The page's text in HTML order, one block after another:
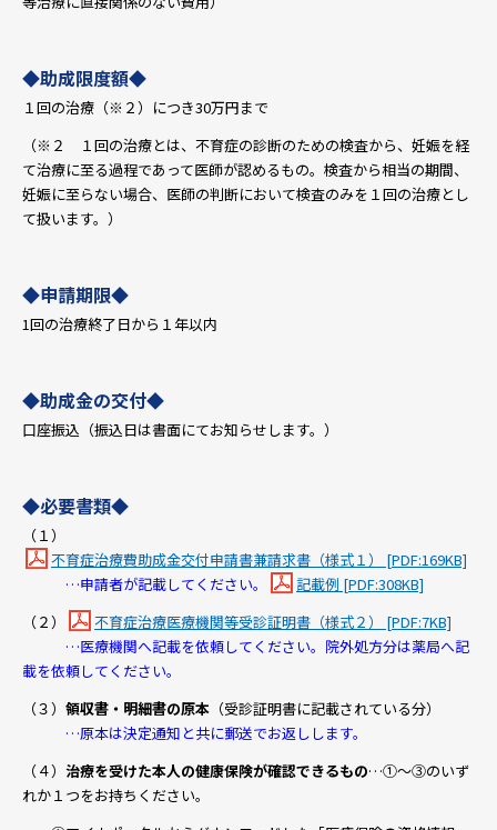
◆助成限度額◆
１回の治療（※２）につき30万円まで
（※２ １回の治療とは、不育症の診断のための検査から、妊娠を経
て治療に至る過程であって医師が認めるもの。検査から相当の期間、
妊娠に至らない場合、医師の判断において検査のみを１回の治療とし
て扱います。）
◆申請期限◆
1回の治療終了日から１年以内
◆助成金の交付◆
口座振込（振込日は書面にてお知らせします。）
◆必要書類◆
（１）
不育症治療費助成金交付申請書兼請求書（様式１） [PDF:169KB]
…申請者が記載してください。
記載例 [PDF:308KB]
（２）
不育症治療医療機関等受診証明書（様式２） [PDF:7KB]
…医療機関へ記載を依頼してください。院外処方分は薬局へ記
載を依頼してください。
（３） 領収書・明細書の原本 （受診証明書に記載されている分）
…原本は決定通知と共に郵送でお返しします。
（４） 治療を受けた本人の健康保険が確認できるもの…①～③のいず
れか１つをお持ちください。